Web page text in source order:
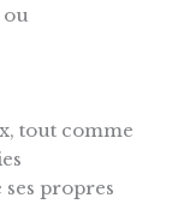
ou
tout comme
propres